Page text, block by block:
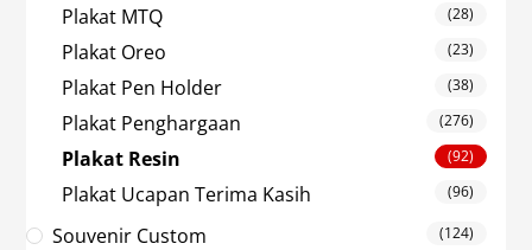
Plakat MTQ (28)
Plakat Oreo (23)
Plakat Pen Holder (38)
Plakat Penghargaan (276)
Plakat Resin (92)
Plakat Ucapan Terima Kasih (96)
Souvenir Custom (124)